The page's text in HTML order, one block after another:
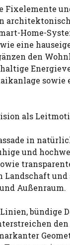
Fixelemente
Home-
eine
den
sowie
als
in
und
Außenraum.
bündige